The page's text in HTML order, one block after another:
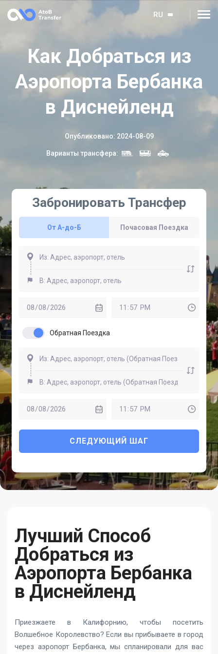
RU
Как Добраться из
Аэропорта Бербанка
в Диснейленд
Опубликовано: 2024-08-09
Варианты трансфера:
Забронировать Трансфер
От A-до-Б Почасовая Поездка
Обратная Поездка
СЛЕДУЮЩИЙ ШАГ
Лучший Способ
Добраться из
Аэропорта Бербанка
в Диснейленд
Приезжаете в Калифорнию, чтобы посетить
Волшебное Королевство? Если вы прибываете в город
через аэропорт Бербанка, мы спланировали для вас